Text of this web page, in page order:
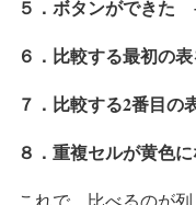
５．ボタンができた
６．比較する最初の
７．比較する2番目の
８．重複セルが黄色
これで、比べるのが